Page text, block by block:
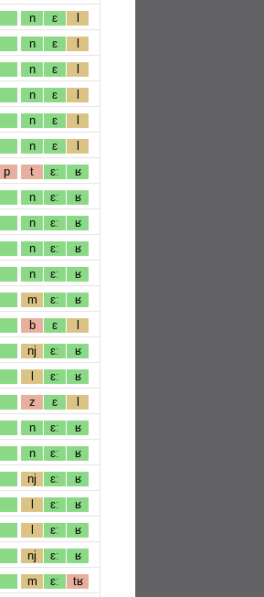
n ɛ l
n ɛ l
n ɛ l
n ɛ l
n ɛ l
n ɛ l
p t ɛː ʁ
n ɛː ʁ
n ɛː ʁ
n ɛː ʁ
n ɛː ʁ
m ɛː ʁ
b ɛ l
nj ɛː ʁ
l ɛː ʁ
z ɛ l
n ɛː ʁ
n ɛː ʁ
nj ɛː ʁ
l ɛː ʁ
l ɛː ʁ
nj ɛː ʁ
m ɛː tʁ